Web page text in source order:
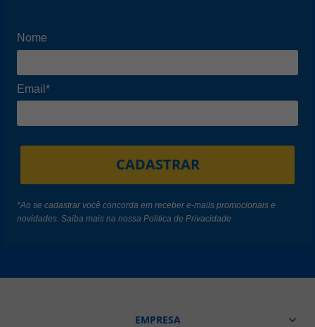
Nome
Email*
CADASTRAR
*Ao se cadastrar você concorda em receber e-mails promocionais e
novidades. Saiba mais na nossaPolitica de Privacidade
EMPRESA